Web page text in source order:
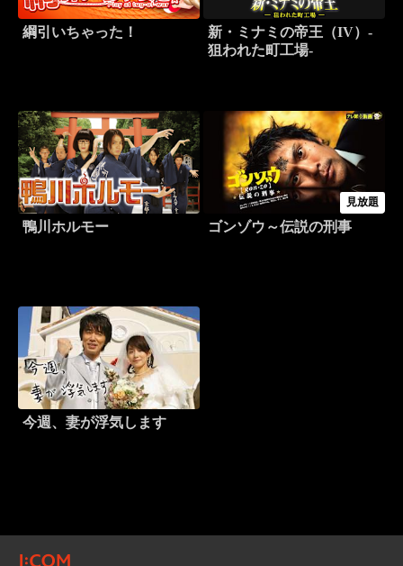
綱引いちゃった！
新・ミナミの帝王（IV）-
狙われた町工場-
鴨川ホルモー
見放題
ゴンゾウ～伝説の刑事
今週、妻が浮気します